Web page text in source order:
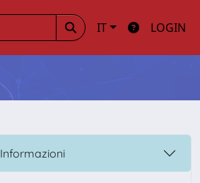
IT LOGIN
Informazioni